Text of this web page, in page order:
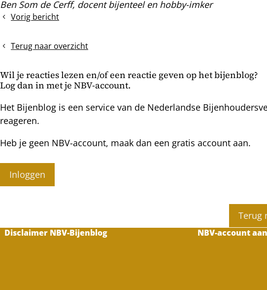
Ben Som de Cerff, docent bijenteel en hobby-imker
Vorig bericht
Het
TOP-Terug naar overzicht
Wil je reacties lezen en/of een reactie geven op het bijenblog?
Log dan in met je NBV-account.
Het Bijenblog is een service van de Nederlandse
reageren.
Heb je geen NBV-account, maak dan een gratis account aan.
Inloggen
Terug
Disclaimer NBV-Bijenblog NBV-account